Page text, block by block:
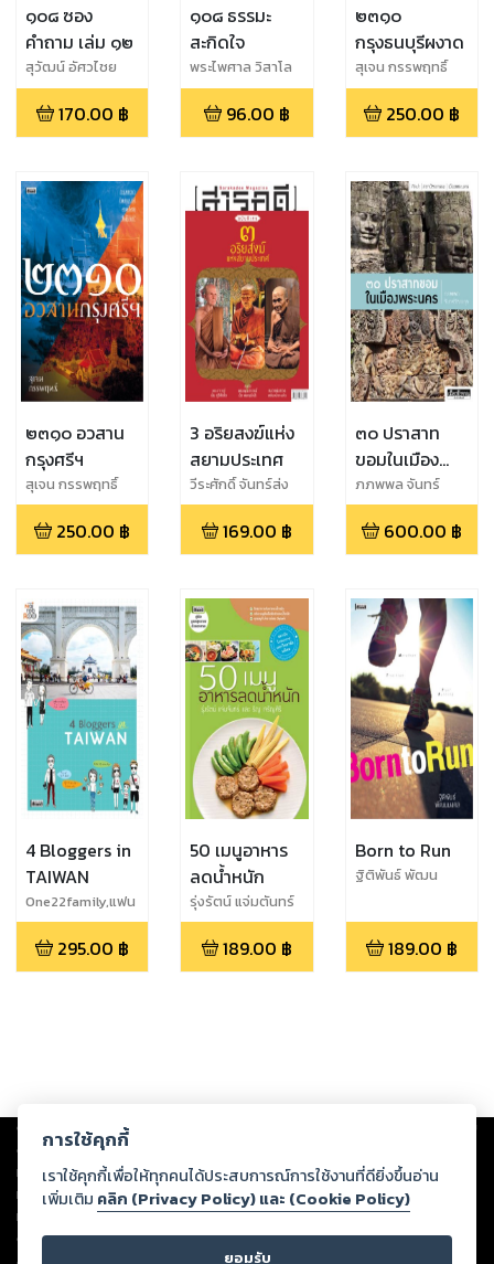
๑๐๘ ซอง
คำถาม เล่ม ๑๒
สุวัฒน์ อัศวไชย
ชาญ และสุชาดา
ลิมป์ 170.00 ฿
๑๐๘ ธรรมะ
สะกิดใจ
พระไพศาล วิสาโล
96.00 ฿
๒๓๑๐
กรุงธนบุรีผงาด
สุเจน กรรพฤทธิ์
250.00 ฿
๒๓๑๐ อวสาน
กรุงศรีฯ
สุเจน กรรพฤทธิ์
250.00 ฿
3 อริยสงฆ์แห่ง
สยามประเทศ
วีระศักดิ์ จันทร์ส่ง
แสง
169.00 ฿
๓๐ ปราสาท
ขอมในเมือง
พระนคร
ภภพพล จันทร์
วัฒนกุล
600.00 ฿
4 Bloggers in
TAIWAN
One22family,แฟน
พาเที่ยว,My life
My
travel,9Mot(นาย
295.00 ฿
50 เมนูอาหาร
ลดน้ำหนัก
รุ่งรัตน์ แจ่มตันทร์
และ ริญ เจริญศิริ
189.00 ฿
Born to Run
ฐิติพันธ์ พัฒน
189.00 ฿
Copyright © 2026
ต่อผลงานหรือเนื้อหาใดที่อัปโหลดผ่านเว็บไซต์และปรากฏว่าละเมิดสิทธิใน
ทรัพย์สินทางปัญญาของบุคคลอื่นหรือขัดต่อกฎหมายและศีลธรรม ดังนั้น ผู้อ่าน
ทุกท่านโปรดใช้วิจารณญาณในการกลั่นกรองด้วยตนเอง และหากท่านพบว่าส่วน
หนึ่งส่วนใดขัดต่อกฎหมายและศีลธรรม กรุณาแจ้งมายังบริษัท เพื่อทีมงานจะได้
ดำเนินการในทันที ทั้งนี้ ทางสตอรี่ล็อกขอสงวนลิขสิทธิ์ตามพระราชบัญญัติ
การใช้คุกกี้
เราใช้คุกกี้เพื่อให้ทุกคนได้ประสบการณ์การใช้งานที่ดียิ่งขึ้นอ่าน
เพิ่มเติม คลิก (Privacy Policy) และ (Cookie Policy)
ยอมรับ